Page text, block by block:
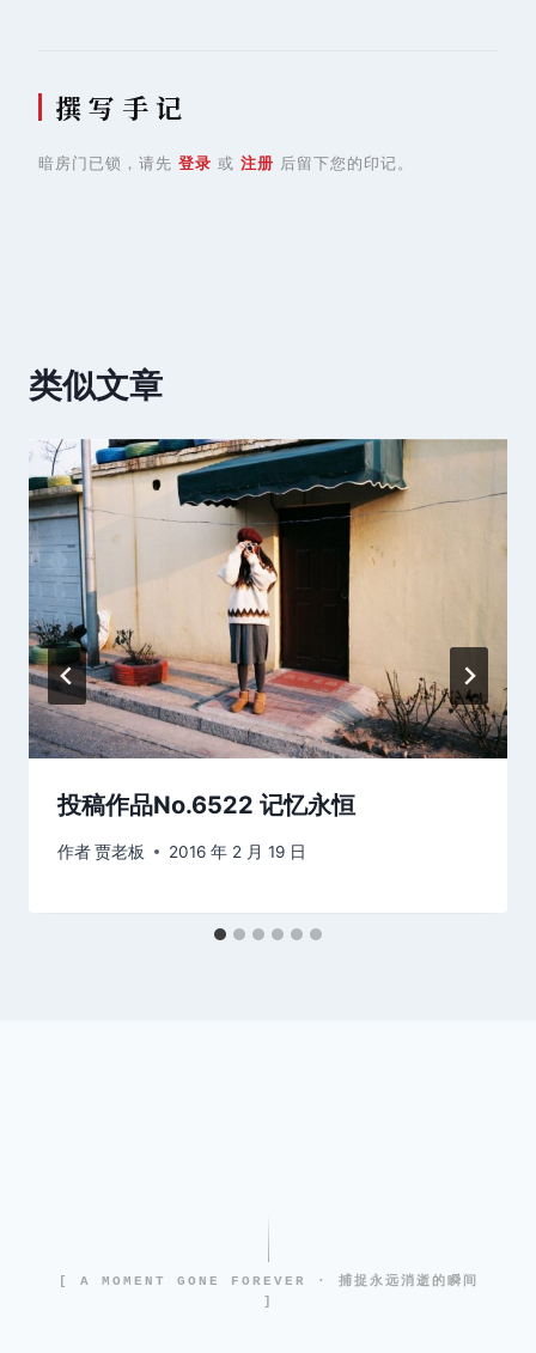
撰 写 手 记
暗房门已锁，请先 登录 或 注册 后留下您的印记。
类似文章
投稿作品No.6522 记忆永恒
作者贾老板 2016 年 2 月 19 日
[ A MOMENT GONE FOREVER · 捕捉永远消逝的瞬间
]